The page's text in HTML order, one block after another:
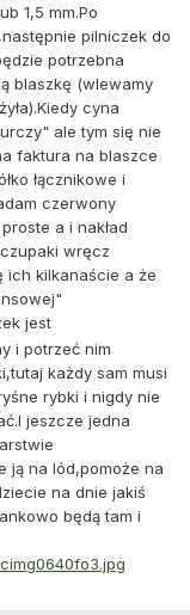
1,5 mm.Po
pilniczek do
potrzebna
blaszkę (wlewamy
cyna
ale tym się nie
faktura na blaszce
łącznikowe i
czerwony
a i nakład
wręcz
ich kilkanaście a że
jest
i potrzeć nim
każdy sam musi
rybki i nigdy nie
jeszcze jedna
ją na lód,pomoże na
na dnie jakiś
będą tam i